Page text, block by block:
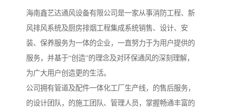
海南鑫艺达通风设备有限公司是一家从事消防工程、新
风排风系统及厨房排烟工程集成系统销售、设计、安
装、保养服务为一体的企业，一直努力于为用户提供的
服务，并基于“创造”的理念及对环保通风的深刻理解，
为广大用户创造更的生活。
公司拥有管道及配件一体化工厂生产线，的售后服务，
的设计团队，的施工团队、管理人员，掌握畅通丰富的